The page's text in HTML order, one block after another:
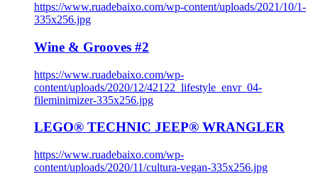
https://www.ruadebaixo.com/wp-content/uploads/2021/10/1-
335x256.jpg
Wine & Grooves #2
https://www.ruadebaixo.com/wp-
content/uploads/2020/12/42122_lifestyle_envr_04-
fileminimizer-335x256.jpg
LEGO® TECHNIC JEEP® WRANGLER
https://www.ruadebaixo.com/wp-
content/uploads/2020/11/cultura-vegan-335x256.jpg